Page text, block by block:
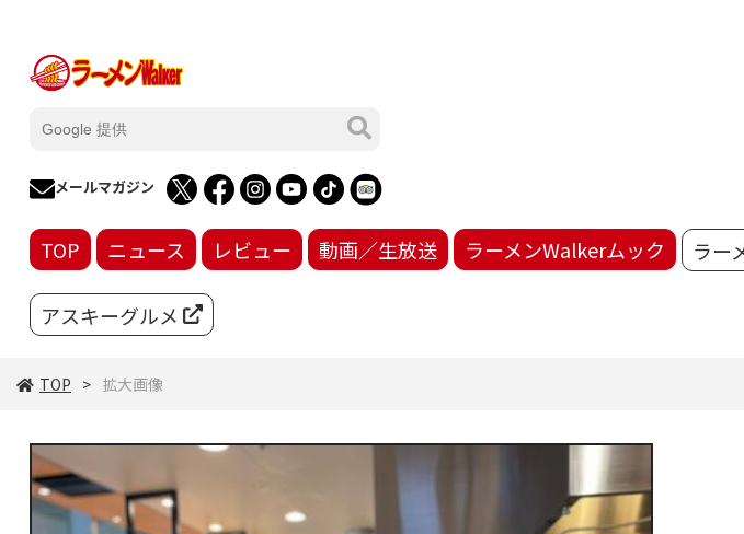
メールマガジン
TOP ニュース レビュー 動画／生放送 ラーメンWalkerムック ラー
アスキーグルメ
TOP 拡大画像